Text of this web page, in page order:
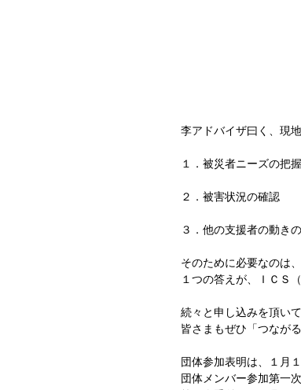
李アドバイザ曰く、現地
１．被災者ニーズの把
２．被害状況の確認
３．他の支援者の動き
そのために必要なのは
１つの答えが、ＩＣＳ
続々と申し込みを頂いて
皆さまもぜひ「つなが
団体参加表明は、１月
団体メンバー参加第一